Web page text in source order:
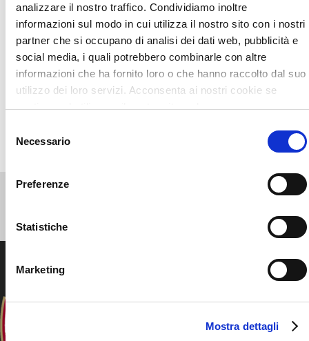
analizzare il nostro traffico. Condividiamo inoltre
informazioni sul modo in cui utilizza il nostro sito con i nostri
partner che si occupano di analisi dei dati web, pubblicità e
social media, i quali potrebbero combinarle con altre
informazioni che ha fornito loro o che hanno raccolto dal suo
utilizzo dei loro servizi. Acconsenta ai nostri cookie se
continua ad utilizzare il nostro sito web.
delNecessario
Preferenze
Statistiche
Marketing
Mostra dettagli
Osteopatia Pediatrica
Cosa può curare l’osteopatia
SEGUICI SU FACEBOOK!
Facebook